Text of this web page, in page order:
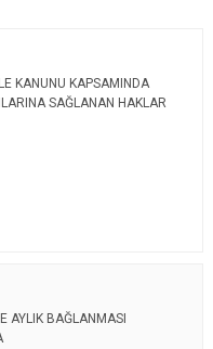
KANUNU KAPSAMINDA
SAĞLANAN HAKLAR
AYLIK BAĞLANMASI